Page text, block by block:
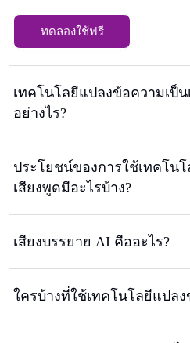
ทดลองใช้ฟรี
เทคโนโลยีแปลงข้อความเป็
อย่างไร?
ประโยชน์ของการใช้เทคโน
เสียงพูดมีอะไรบ้าง?
เสียงบรรยาย AI คืออะไร?
ใครบ้างที่ใช้เทคโนโลยีแปล